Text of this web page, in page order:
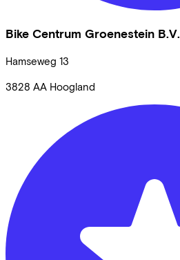
Bike Centrum Groenestein B.V.
Hamseweg 13
3828 AA Hoogland